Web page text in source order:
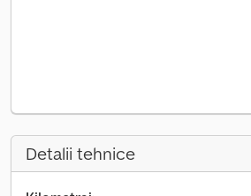
Detalii tehnice